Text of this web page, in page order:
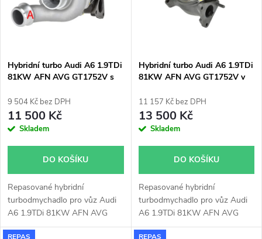
Hybridní turbo Audi A6 1.9TDi
81KW AFN AVG GT1752V s
9 504 Kč bez DPH
11 500 Kč
Skladem
DO KOŠÍKU
Repasované hybridní
turbodmychadlo pro vůz Audi
A6 1.9TDi 81KW AFN AVG
GT1752V s velkým sáním.
Hybridní turbo Audi A6 1.9TDi
81KW AFN AVG GT1752V v
11 157 Kč bez DPH
13 500 Kč
Skladem
DO KOŠÍKU
Repasované hybridní
turbodmychadlo pro vůz Audi
A6 1.9TDi 81KW AFN AVG
GT1752V v originálním obalu.
REPAS REPAS